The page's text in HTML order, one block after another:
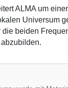
ALMA um
Universum
die beiden